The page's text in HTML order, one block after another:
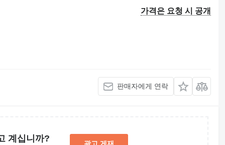
가격은 요청 시 공개
판매자에게 연락
계십니까?